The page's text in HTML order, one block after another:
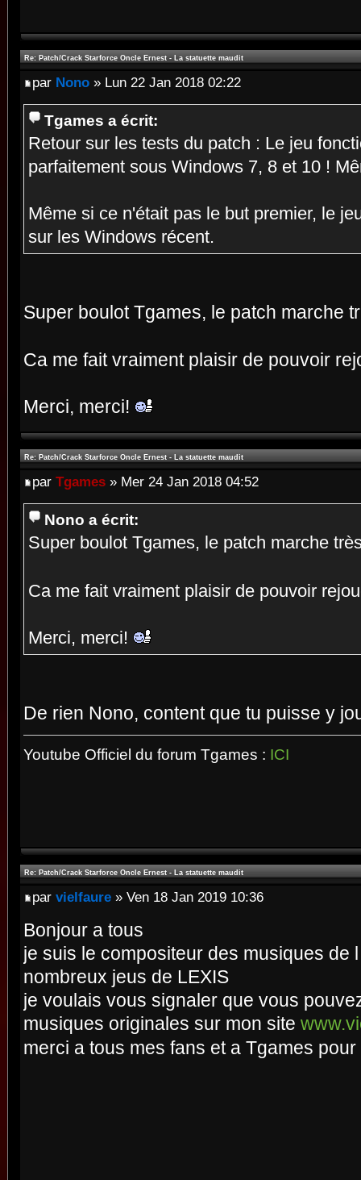
1) Copy paste the "ernest5.exe"
C:\emme\La Statuette Maudite\
2) Mount the game ISO on Daemon
insert a CD which contains the
ISO with all files).
3) Play ! No more to do, the rest
-----------------
Tgames (c) 2017
Re: Patch/Crack Starforce Oncle Ernest - La statuette maudit
par Nono » Lun 22 Jan 2018 02:22
Tgames a écrit:
Retour sur les tests du patch : Le jeu
parfaitement sous Windows 7, 8 et 10 !
Même si ce n'était pas le but premier, le
sur les Windows récent.
Super boulot Tgames, le patch marche
Ca me fait vraiment plaisir de pouvoir
Merci, merci!
Re: Patch/Crack Starforce Oncle Ernest - La statuette maudit
par Tgames » Mer 24 Jan 2018 04:52
Nono a écrit:
Super boulot Tgames, le patch marche
Ca me fait vraiment plaisir de pouvoir
Merci, merci!
De rien Nono, content que tu puisse y
Youtube Officiel du forum Tgames : ICI
Re: Patch/Crack Starforce Oncle Ernest - La statuette maudit
par vielfaure » Ven 18 Jan 2019 10:36
Bonjour a tous
je suis le compositeur des musiques de
nombreux jeus de LEXIS
je voulais vous signaler que vous
musiques originales sur mon site
merci a tous mes fans et a Tgames